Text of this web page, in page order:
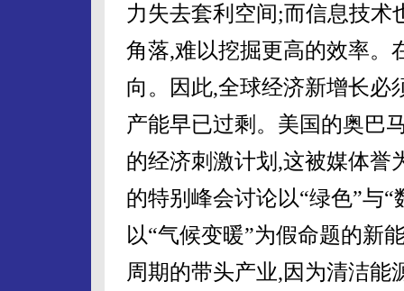
力失去套利空间;而信息技术
角落,难以挖掘更高的效率。
向。因此,全球经济新增长必
产能早已过剩。美国的奥巴
的经济刺激计划,这被媒体誉
的特别峰会讨论以“绿色”与
以“气候变暖”为假命题的新
周期的带头产业,因为清洁能